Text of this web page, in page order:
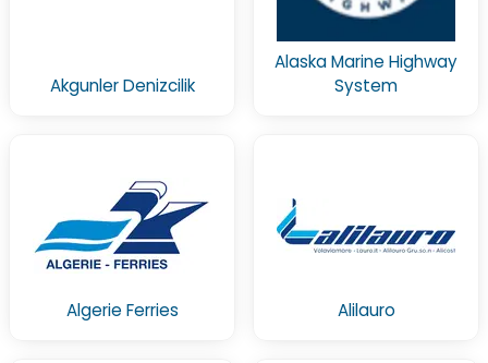
Akgunler Denizcilik
Alaska Marine Highway
System
Algerie Ferries Alilauro